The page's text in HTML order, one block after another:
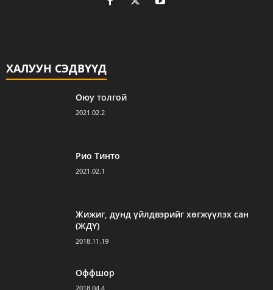
ХАЛУУН СЭДВҮҮД
Оюу толгой
2021.02.2
Рио Тинто
2021.02.1
Жижиг, дунд үйлдвэрийг хөгжүүлэх сан
(ЖДҮ)
2018.11.19
Оффшор
2018.04.4